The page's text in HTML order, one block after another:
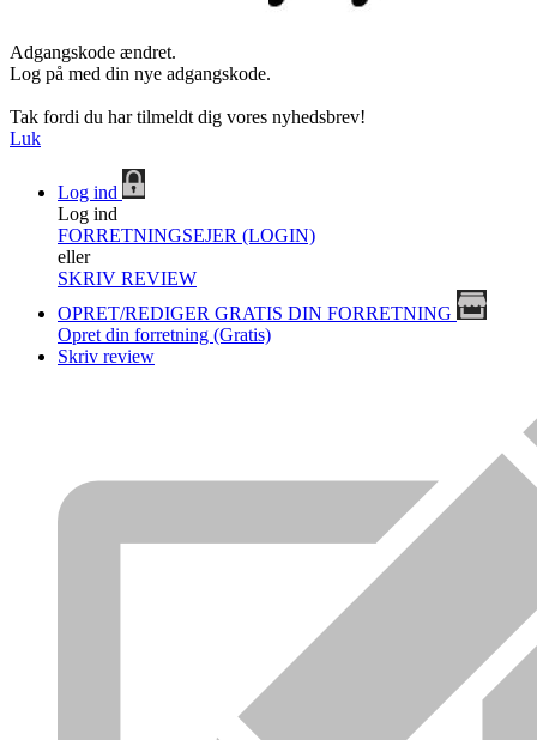
Adgangskode ændret.
Log på med din nye adgangskode.
Tak fordi du har tilmeldt dig vores nyhedsbrev!
Luk
Log ind
Log ind
FORRETNINGSEJER (LOGIN)
eller
SKRIV REVIEW
OPRET/REDIGER GRATIS DIN FORRETNING
Opret din forretning (Gratis)
Skriv review